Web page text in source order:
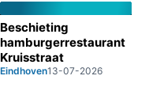
Beschieting
hamburgerrestaurant
Kruisstraat
Eindhoven13-07-2026